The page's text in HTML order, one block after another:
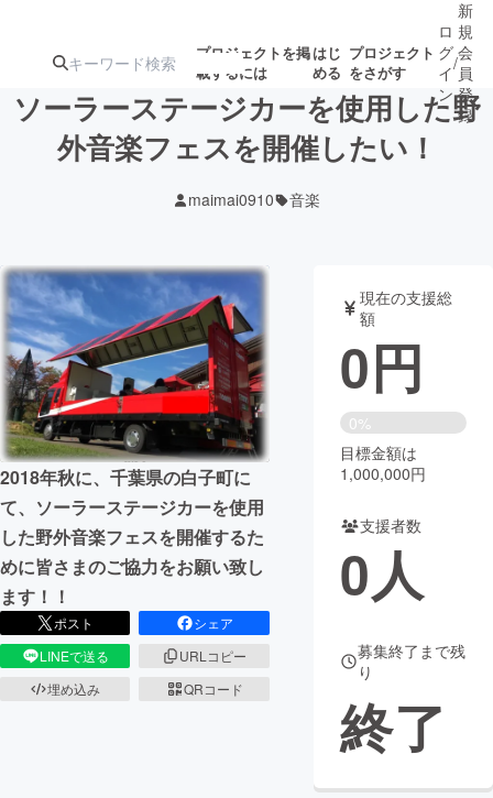
プロジェクトを掲
載するには
はじ
める
プロジェクト
をさがす
ジェクト
募集終了が近いプ
ロジェクト
アート・写真 音楽
テクノロジー・ガジェット ゲーム・サ
映像・映画 書籍・雑誌
ビジネス・起業 チャレンジ
まちづくり・地域活性化
CAMPFIRE Creation
CAMPFIREふるさと納税machi-ya
ロ
グ
イ
ン
/
新
規
会
員
登
録
ソーラーステージカーを使用した野
外音楽フェスを開催したい！
maimai0910 音楽
2018年秋に、千葉県の白子町に
て、ソーラーステージカーを使用
した野外音楽フェスを開催するた
めに皆さまのご協力をお願い致し
ます！！
ポスト
シェア
LINEで送る
URLコピー
埋め込み
QRコード
現在の支援総
額
0円
0%
目標金額は
1,000,000円
支援者数
0人
募集終了まで残
り
終了